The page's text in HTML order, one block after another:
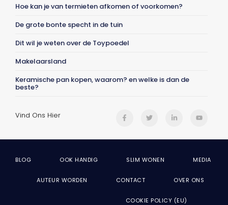
Hoe kan je van termieten afkomen of voorkomen?
De grote bonte specht in de tuin
Dit wil je weten over de Toypoedel
Makelaarsland
Keramische pan kopen, waarom? en welke is dan de
beste?
Vind Ons Hier
BLOG OOK HANDIG SLIM WONEN MEDIA
AUTEUR WORDEN CONTACT OVER ONS
COOKIE POLICY (EU)